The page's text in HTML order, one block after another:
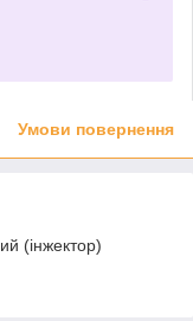
Умови повернення
(інжектор)